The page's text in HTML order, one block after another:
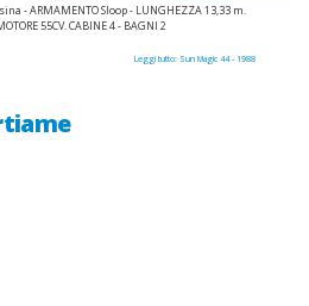
- ARMAMENTO Sloop - LUNGHEZZA 13,33 m.
55CV. CABINE 4 - BAGNI 2
Leggi tutto: Sun Magic 44 - 1988